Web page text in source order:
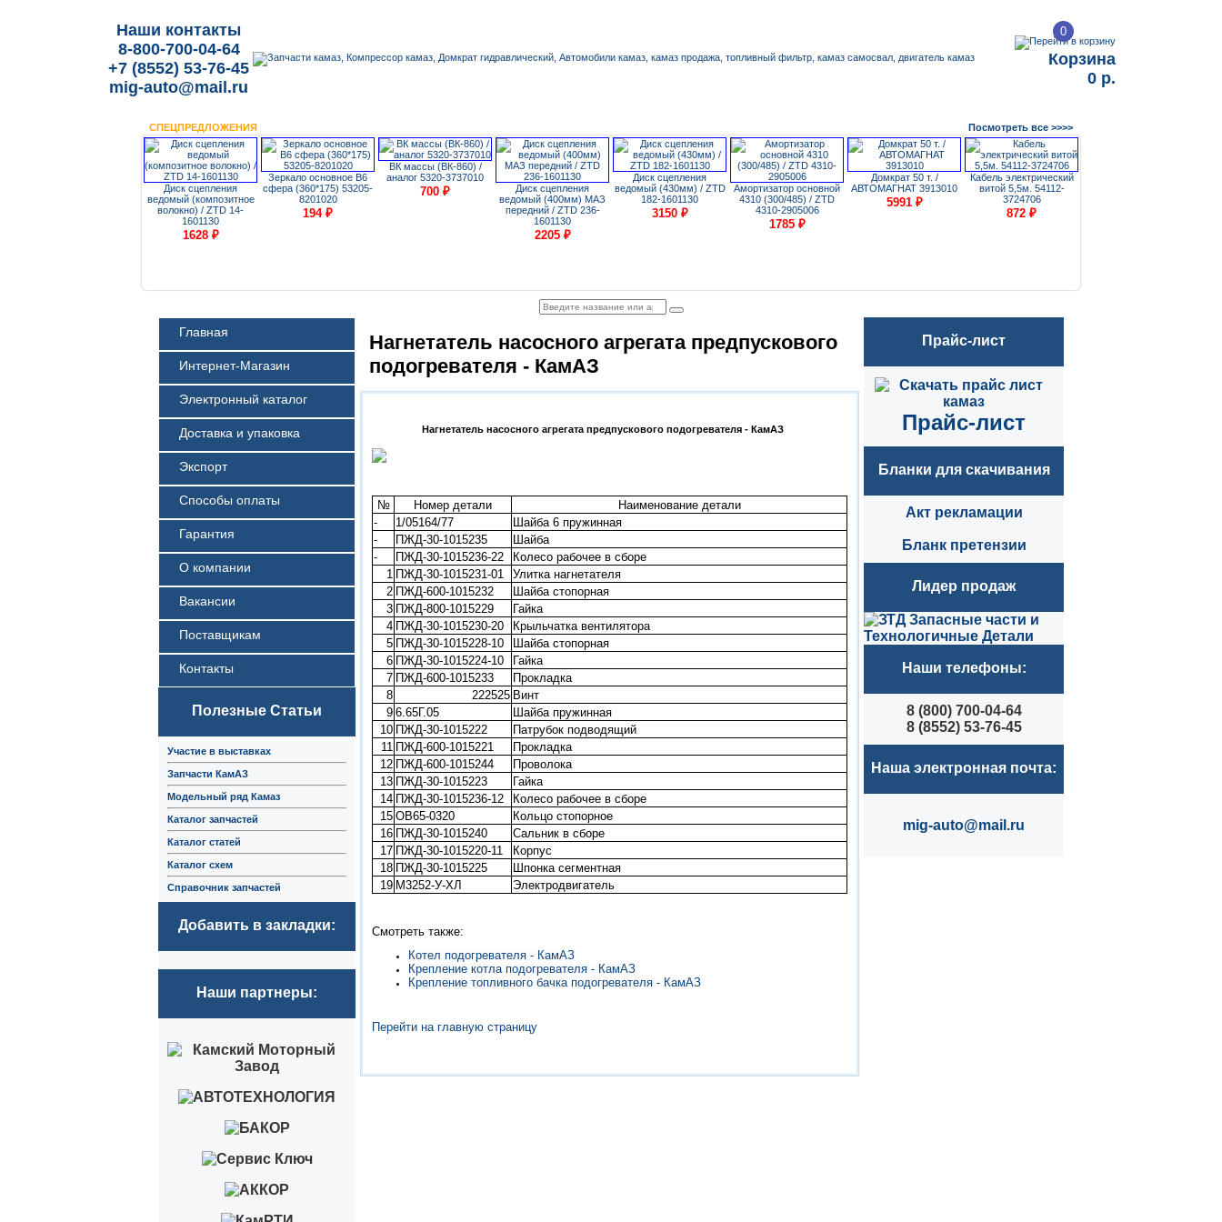
Наши контакты
8-800-700-04-64
+7 (8552) 53-76-45
mig-auto@mail.ru
0
Корзина
0 р.
СПЕЦПРЕДЛОЖЕНИЯ Посмотреть все >>>>
Диск сцепления
ведомый (композитное
волокно) / ZTD 14-
1601130
1628 ₽
Зеркало основное В6
сфера (360*175) 53205-
8201020
194 ₽
ВК массы (ВК-860) /
аналог 5320-3737010
700 ₽
Диск сцепления
ведомый (400мм) МАЗ
передний / ZTD 236-
1601130
2205 ₽
Диск сцепления
ведомый (430мм) / ZTD
182-1601130
3150 ₽
Амортизатор основной
4310 (300/485) / ZTD
4310-2905006
1785 ₽
Домкрат 50 т. /
АВТОМАГНАТ 3913010
5991 ₽
Кабель электрический
витой 5,5м. 54112-
3724706
872 ₽
Главная
Интернет-Магазин
Электронный каталог
Доставка и упаковка
Экспорт
Способы оплаты
Гарантия
О компании
Вакансии
Поставщикам
Контакты
Полезные Статьи
Участие в выставках
Запчасти КамАЗ
Модельный ряд Камаз
Каталог запчастей
Каталог статей
Каталог схем
Справочник запчастей
Добавить в закладки:
Наши партнеры:
Нагнетатель насосного агрегата предпускового
подогревателя - КамАЗ
Нагнетатель насосного агрегата предпускового подогревателя - КамАЗ
№ Номер детали
Наименование детали
-
1/05164/77
Шайба 6 пружинная
-
ПЖД-30-1015235
Шайба
-
ПЖД-30-1015236-22
Колесо рабочее в сборе
1 ПЖД-30-1015231-01
Улитка нагнетателя
2 ПЖД-600-1015232
Шайба стопорная
3 ПЖД-800-1015229
Гайка
4 ПЖД-30-1015230-20
Крыльчатка вентилятора
5 ПЖД-30-1015228-10
Шайба стопорная
6 ПЖД-30-1015224-10
Гайка
7 ПЖД-600-1015233
Прокладка
8
222525 Винт
9 6.65Г.05
Шайба пружинная
10 ПЖД-30-1015222
Патрубок подводящий
11 ПЖД-600-1015221
Прокладка
12 ПЖД-600-1015244
Проволока
13 ПЖД-30-1015223
Гайка
14 ПЖД-30-1015236-12
Колесо рабочее в сборе
15 ОВ65-0320
Кольцо стопорное
16 ПЖД-30-1015240
Сальник в сборе
17 ПЖД-30-1015220-11
Корпус
18 ПЖД-30-1015225
Шпонка сегментная
19 М3252-У-ХЛ Электродвигатель
Смотреть также:
Котел подогревателя - КамАЗ
Крепление котла подогревателя - КамАЗ
Крепление топливного бачка подогревателя - КамАЗ
Перейти на главную страницу
Прайс-лист
Прайс-лист
Бланки для скачивания
Акт рекламации
Бланк претензии
Лидер продаж
Наши телефоны:
8 (800) 700-04-64
8 (8552) 53-76-45
Наша электронная почта:
mig-auto@mail.ru